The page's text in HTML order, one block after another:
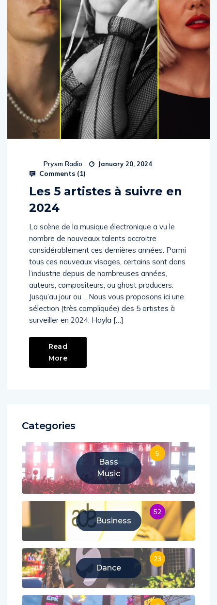
Prysm Radio January 20, 2024
Comments (1)
Les 5 artistes à suivre en
2024
La scène de la musique électronique a vu le
nombre de nouveaux talents accroitre
considérablement ces dernières années. Parmi
tous ces nouveaux visages, certains sont dans
l’industrie depuis de nombreuses années,
auteurs, compositeurs, ou ghost producers.
Jusqu’au jour ou… Nous vous proposons ici une
sélection (très compliquée) des 5 artistes à
surveiller en 2024. Hayla […]
Read
More
Categories
Bass
Music
5
Business
52
Dance
23